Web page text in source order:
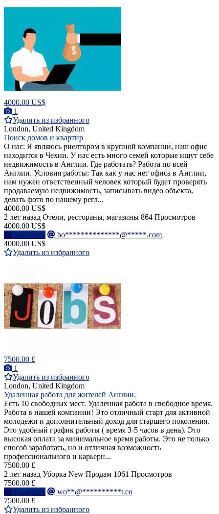
4000.00 US$
1
Удалить из избранного
London, United Kingdom
Поиск домов и квартир
О нас: Я являюсь риелтором в крупной компании, наш офис
находится в Чехии. У нас есть много семей которые ищут себе
недвижимость в Англии. Где работать? Работа по всей
Англии. Условия работы: Так как у нас нет офиса в Англии,
нам нужен ответственный человек который будет проверять
продаваемую недвижимость, записывать видео объекта,
делать фото по нашему регл...
4000.00 US$
2 лет назад Отели, рестораны, магазины 864 Просмотров
4000.00 US$
Написать
bo**************@*****.com
4000.00 US$
Удалить из избранного
7500.00 £
1
Удалить из избранного
London, United Kingdom
Удаленная работа для жителей Англии.
Есть 10 свободных мест. Удаленная работа в свободное время.
Работа в нашей компании! Это отличный старт для активной
молодежи и дополнительный доход для старшего поколения.
Это удобный график работы ( время 3-5 часов в день). Это
высокая оплата за минимальное время работы. Это не только
способ заработать, но и отличная возможность
профессионального и карьерн...
7500.00 £
2 лет назад Уборка New Продам 1061 Просмотров
7500.00 £
Написать
wo**@**********t.co
7500.00 £
Удалить из избранного